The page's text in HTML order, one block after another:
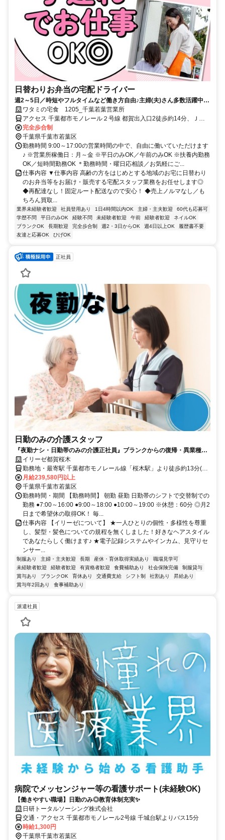
日替わりお弁当の宅配ドライバー
週2～5日／時短やフルタイムなど働き方自由♪主婦(夫)さん多数活躍中！
サポート体制バッチリなのでお子さんの行事でのお休みなども取りやす
い◎
ワタミの宅食 1205_千葉若葉営業所
アクセス 千葉都市モノレール２号線 都賀出入口2徒歩約14分、ＪＲ
総武本線 都賀出入口2徒歩約14分、千葉都市モノレール２号線 桜木
（千葉県）出入口1徒歩約21分
完全歩合制
千葉県千葉市若葉区
勤務時間 9:00～17:00の営業時間の中で、自由に働いていただけます
♪ ※営業所稼働日：月～金 ※平日のみOK／午前のみOK ※扶養内勤務
OK／短時間勤務OK ＊勤務時間・曜日応相談／お気軽にご...
仕事内容 ▼仕事内容 高齢の方をはじめとする地域のお宅に日替わり
のお弁当等をお届け・販売する宅配スタッフ業務をお任せします◎
◆再配達なし！固定ルート配送なので安心！ ◆売上ノルマなし／も
ちろん買取...
業界未経験者歓迎 社員登用あり 1日4時間以内OK 主婦・主夫歓迎
60代も応募可
学歴不問
平日のみOK 経験不問 未経験者歓迎 午前 経験者歓迎
ネイルOK
ブランクOK
長期歓迎 完全歩合制 週2・3日からOK 週4日以上OK
履歴書不要
友達と応募OK
ひげOK
正社員
日勤のみの介護スタッフ
『夜勤ナシ・日勤帯のみの介護正社員』ブランクからの復帰・異業種か
らの転職も大歓迎です！
イリーゼ都賀桜木
勤務地・最寄駅 千葉都市モノレール線「桜木駅」より徒歩約13分(約
1.0kｍ) ※車通勤OK
月給239,580円以上
千葉県千葉市若葉区
勤務時間・期間 【勤務時間】 朝勤 昼勤 日勤帯のシフトで交替制での
勤務 ●7:00～16:00 ●9:00～18:00 ●10:00～19:00 ※休憩：60分 ◎月2
日まで希望休の取得OK！ 毎...
仕事内容 【イリーゼについて】 ★一人ひとりの個性・多様性を尊重
し、髪型・髪色についての規程を無くしました！好きなヘアスタイル
であなたらしく働けます♪ ★電子記録システムやインカム、見守りセ
ンサー...
制服あり 主婦・主夫歓迎 長期 産休・育休取得実績あり
職場見学可
未経験者歓迎
経験者歓迎 有資格者歓迎 食費補助あり 社会保険完備
制服貸与
賞与あり
ブランクOK 育休あり 交通費支給 シフト制 社割あり
昇給あり
賞与年2回あり
食事補助あり
派遣社員
病院でメッセンジャー等の看護サポート(未経験OK)
【働きやすい職場】日勤のみ◎教育体制充実✨
日研トータルソーシング株式会社
交通・アクセス 千葉都市モノレール2号線 千城台駅よりバス15分
時給1,300円
千葉県千葉市若葉区